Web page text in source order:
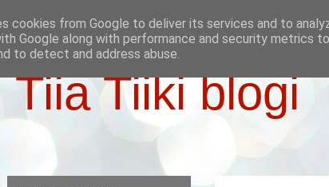
Tiia Tiiki blogi
cookies from Google to deliver its services and to
Google along with performance and security metrics
to detect and address abuse.